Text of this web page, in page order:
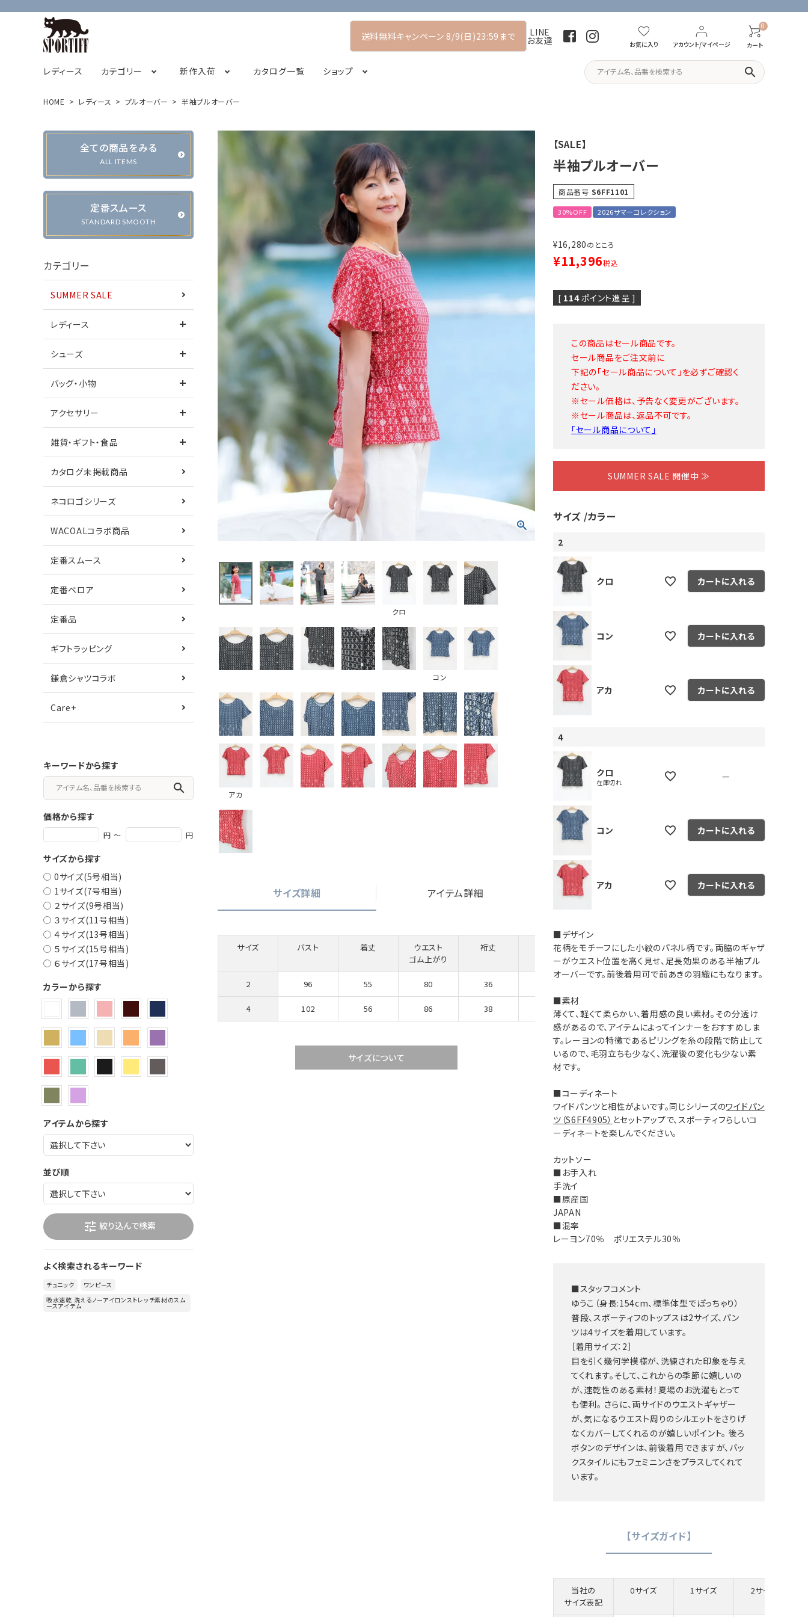
送料無料キャンペーン 8/9(日)23:59まで LINE
お友達 お気に入り アカウント/マイページ
0
カート
レディース カテゴリー
フレンチスリーブ チュニック プルオーバー シャツ・ブラウス パーカー・トレーナー
キャミソール
カーディガン・ベスト ジャケット・ブルゾン
パンツ
ワンピース
シューズ サンダル ネックレス ピヤス・イヤリング
カタログ未掲載商品
ネコロゴシリーズ 定番ベロア 定番スムース
ギフトラッピング
WACOALコラボ商品
新作入荷
2026オータムコレクション先行販売 2026サマーコレクション 2026アーリーサマーコレクション
カタログ一覧 ショップ
SPORTIFF茅ヶ崎店 STAFF BLOG POP UP SHOP
search
HOME レディース プルオーバー 半袖プルオーバー
全ての商品をみる
ALL ITEMS
定番スムース
STANDARD SMOOTH
カテゴリー
SUMMER SALE
レディース
シューズ
バッグ・小物
アクセサリー
雑貨・ギフト・食品
カタログ未掲載商品
ネコロゴシリーズ
WACOALコラボ商品
定番スムース
定番ベロア
定番品
ギフトラッピング
鎌倉シャツコラボ
Care+
キーワードから探す
search
価格から探す
円 ～ 円
サイズから探す
0サイズ(5号相当)
1サイズ(7号相当)
２サイズ(9号相当)
３サイズ(11号相当)
４サイズ(13号相当)
５サイズ(15号相当)
６サイズ(17号相当)
カラーから探す
アイテムから探す
並び順
tune 絞り込んで検索
よく検索されるキーワード
チュニック
ワンピース
吸水速乾 洗えるノーアイロンストレッチ素材のスム
ースアイテム
クロ
コン
アカ
サイズ詳細 アイテム詳細
サイズ バスト 着丈
ウエスト
ゴム上がり
裄丈 肩幅 裾幅
2 96 55 80 36
4 102 56 86 38 49 108
サイズについて
【SALE】
半袖プルオーバー
商品番号 S6FF1101
30%OFF 2026サマーコレクション
¥16,280のところ
¥11,396税込
[ 114ポイント進呈 ]
この商品はセール商品です。
セール商品をご注文前に
下記の「セール商品について」を必ずご確認く
ださい。
※セール価格は、予告なく変更がございます。
※セール商品は、返品不可です。
「セール商品について」
SUMMER SALE 開催中 ≫
サイズ カラー
2
クロ カートに入れる
コン カートに入れる
アカ カートに入れる
4
クロ
在庫切れ
—
コン カートに入れる
アカ カートに入れる
■デザイン
花柄をモチーフにした小紋のパネル柄です。両脇のギャザ
ーがウエスト位置を高く見せ、足長効果のある半袖プル
オーバーです。前後着用可で前あきの羽織にもなります。
■素材
薄くて、軽くて柔らかい、着用感の良い素材。その分透け
感があるので、アイテムによってインナーをおすすめしま
す。レーヨンの特徴であるピリングを糸の段階で防止して
いるので、毛羽立ちも少なく、洗濯後の変化も少ない素
材です。
■コーディネート
ワイドパンツと相性がよいです。同じシリーズのワイドパン
ツ（S6FF4905） とセットアップで、スポーティフらしいコ
ーディネートを楽しんでください。
カットソー
■お手入れ
手洗イ
■原産国
JAPAN
■混率
レーヨン70％ ポリエステル30％
■スタッフコメント
ゆうこ（身長:154cm、標準体型でぽっちゃり）
普段、スポーティフのトップスは2サイズ、パン
ツは4サイズを着用しています。
［着用サイズ：2］
目を引く幾何学模様が、洗練された印象を与え
てくれます。そして、これからの季節に嬉しいの
が、速乾性のある素材！夏場のお洗濯もとって
も便利。 さらに、両サイドのウエストギャザー
が、気になるウエスト周りのシルエットをさりげ
なくカバーしてくれるのが嬉しいポイント。 後ろ
ボタンのデザインは、前後着用できますが、バッ
クスタイルにもフェミニンさをプラスしてくれて
います。
【サイズガイド】
当社の
サイズ表記
0サイズ 1サイズ 2サイズ